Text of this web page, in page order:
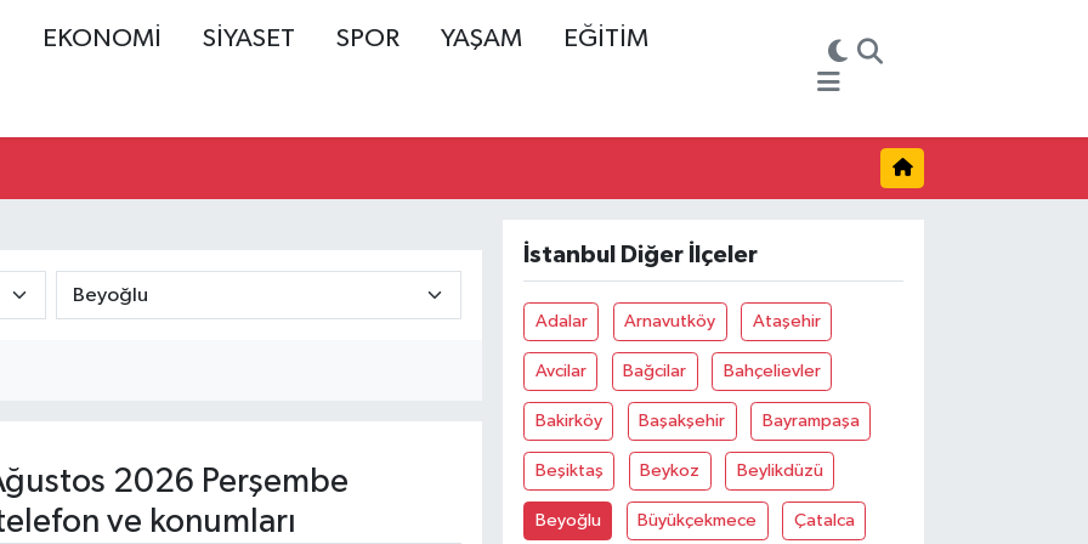
EKONOMİ SİYASET SPOR YAŞAM EĞİTİM
2026 Perşembe
ve konumları
İstanbul Diğer İlçeler
Adalar Arnavutköy Ataşehir
Avcilar Bağcilar Bahçelievler
Bakirköy Başakşehir Bayrampaşa
Beşiktaş Beykoz Beylikdüzü
Beyoğlu Büyükçekmece Çatalca